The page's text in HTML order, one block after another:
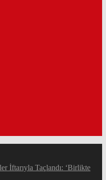
İftarıyla Taçlandı: ‘Birlikte